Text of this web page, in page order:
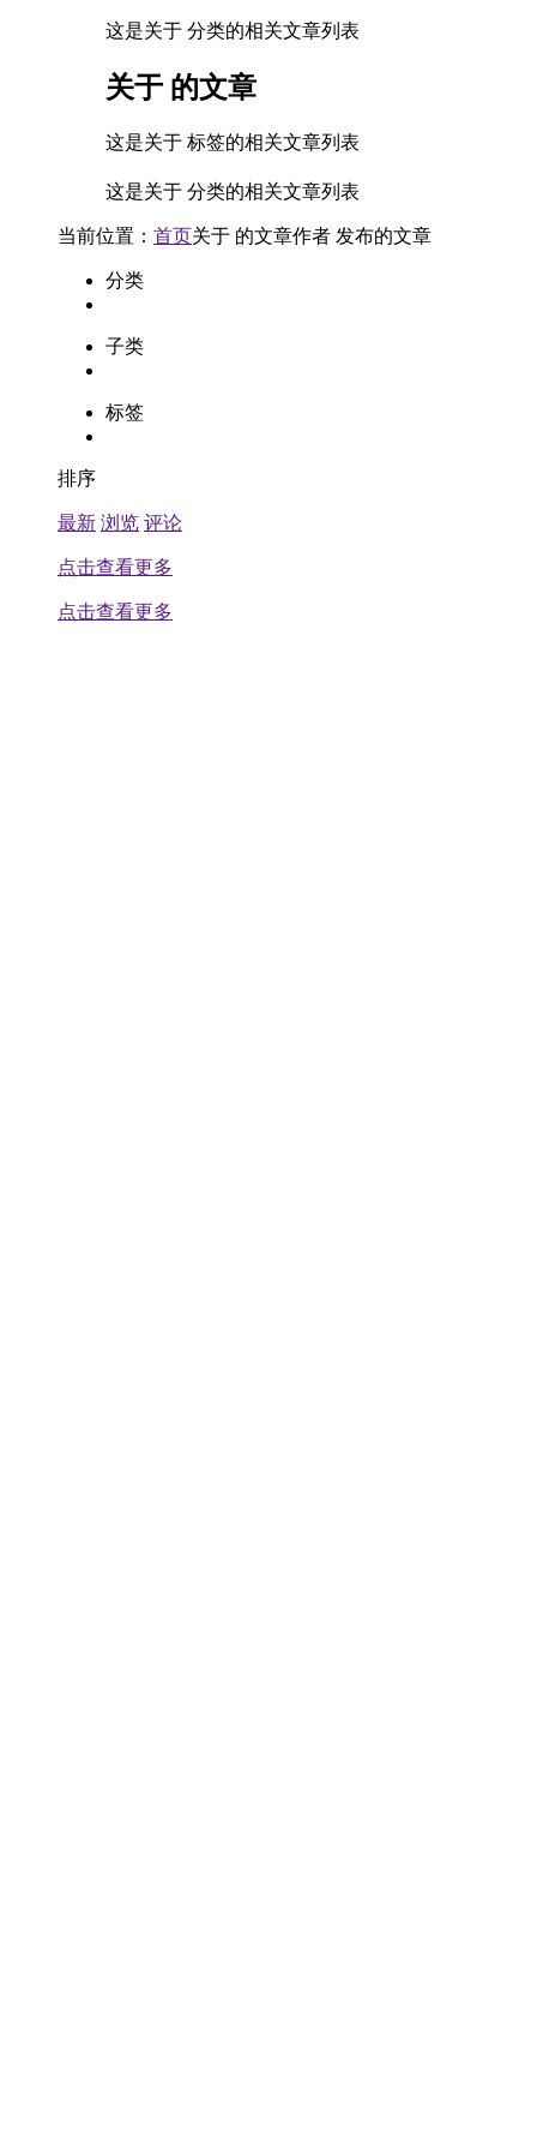
这是关于 分类的相关文章列表
关于 的文章
这是关于 标签的相关文章列表
这是关于 分类的相关文章列表
当前位置： 首页关于 的文章作者 发布的文章
分类
子类
标签
排序
最新 浏览 评论
点击查看更多
点击查看更多